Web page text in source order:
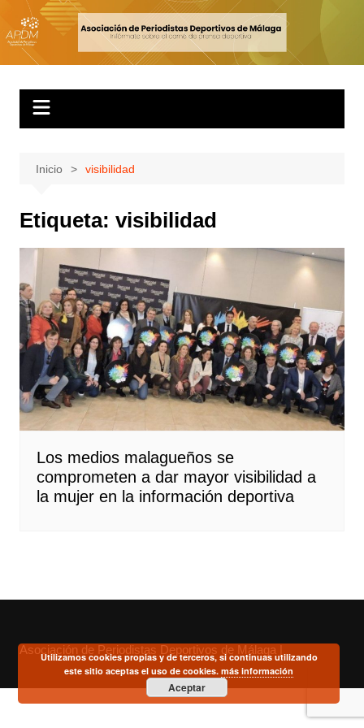
Inicio visibilidad
Etiqueta: visibilidad
Los medios malagueños se
comprometen a dar mayor visibilidad a
la mujer en la información deportiva
Asociación de Periodistas Deportivos de Málaga |
Utilizamos cookies propias y de terceros, si continuas utilizando
este sitio aceptas el uso de cookies.más información
Aceptar